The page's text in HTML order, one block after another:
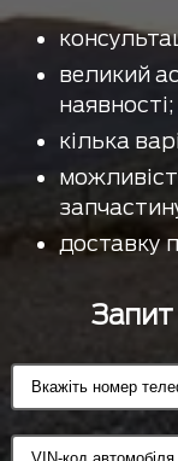
великий
наявності;
кілька
доставку
Запит